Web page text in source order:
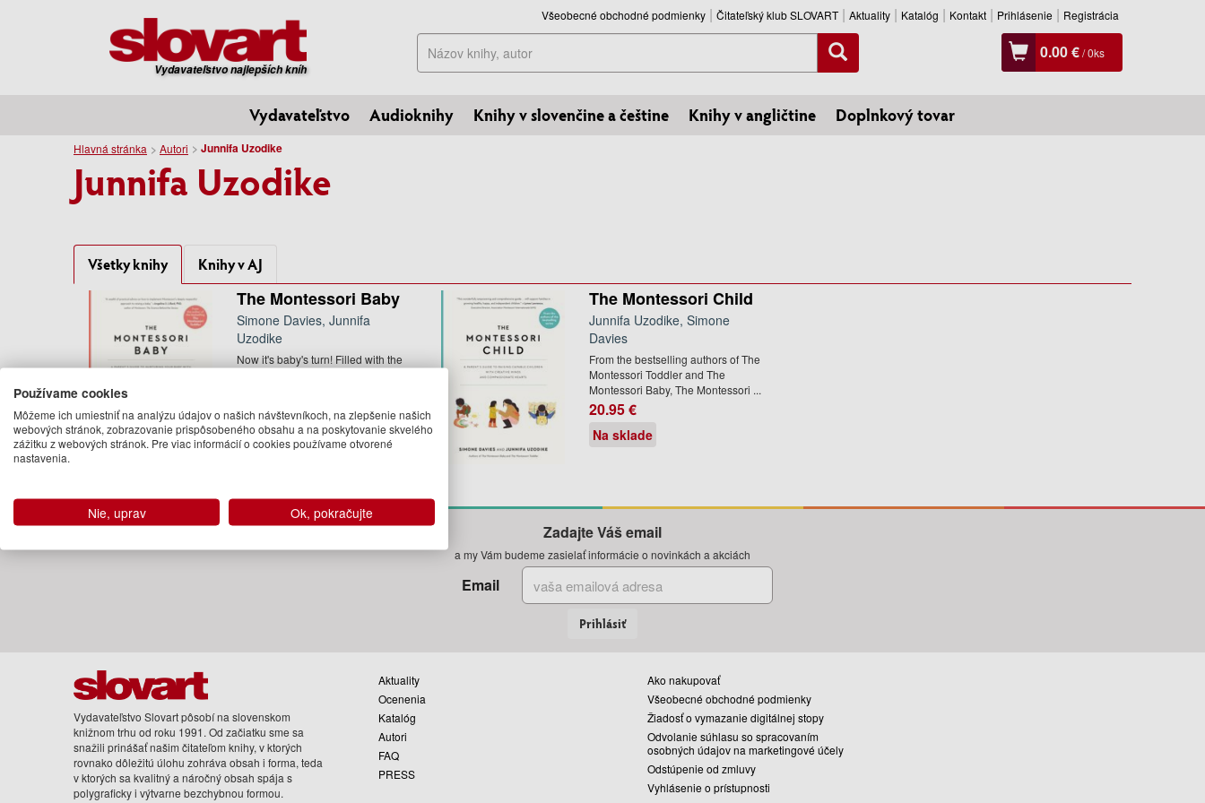
Vydavateľstvo najlepších kníh
Všeobecné obchodné podmienky Čitateľský klub SLOVART Aktuality Katalóg Kontakt Prihlásenie Registrácia
Hľadať 0.00 €/0ks
Vydavateľstvo Audioknihy Knihy v slovenčine a češtine Knihy v angličtine Doplnkový tovar
Hlavná stránka Autori Junnifa Uzodike
Junnifa Uzodike
Všetky knihy Knihy v AJ
The Montessori Baby
Simone Davies, Junnifa
Uzodike
Now it's baby's turn! Filled with the
21.50 €
Na objednávku
The Montessori Child
Junnifa Uzodike, Simone
Davies
From the bestselling authors of The
Montessori Toddler and The
Montessori Baby, The Montessori ...
20.95 €
Na sklade
Zadajte Váš email
a my Vám budeme zasielať informácie o novinkách a akciách
Email
Prihlásiť
Vydavateľstvo Slovart pôsobí na slovenskom
knižnom trhu od roku 1991. Od začiatku sme sa
snažili prinášať našim čitateľom knihy, v ktorých
rovnako dôležitú úlohu zohráva obsah i forma, teda
v ktorých sa kvalitný a náročný obsah spája s
polygraficky i výtvarne bezchybnou formou.
Aktuality
Ocenenia
Katalóg
Autori
FAQ
PRESS
Ako nakupovať
Všeobecné obchodné podmienky
Žiadosť o vymazanie digitálnej stopy
Odvolanie súhlasu so spracovaním
osobných údajov na marketingové účely
Odstúpenie od zmluvy
Vyhlásenie o prístupnosti
Používame cookies
Môžeme ich umiestniť na analýzu údajov o našich návštevníkoch, na zlepšenie našich
webových stránok, zobrazovanie prispôsobeného obsahu a na poskytovanie skvelého
zážitku z webových stránok. Pre viac informácií o cookies používame otvorené
nastavenia.
Nie, uprav Ok, pokračujte